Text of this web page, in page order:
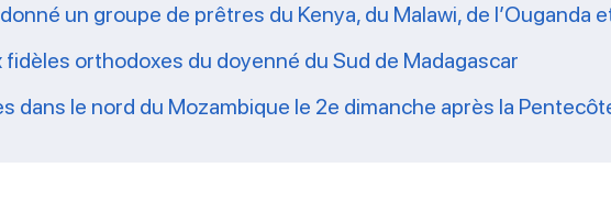
un groupe de prêtres du Kenya, du Malawi, de l’Ouganda
fidèles orthodoxes du doyenné du Sud de Madagascar
dans le nord du Mozambique le 2e dimanche après la